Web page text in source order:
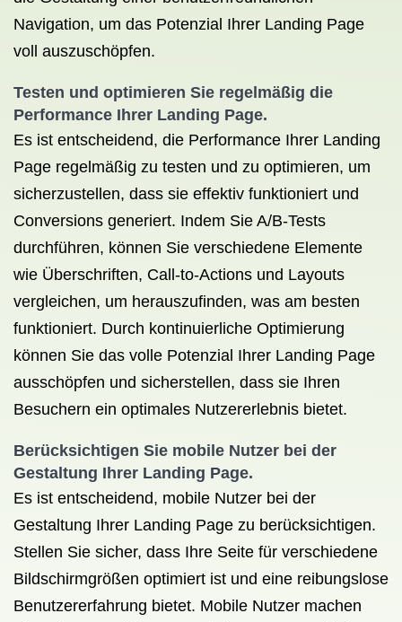
Navigation, um das Potenzial Ihrer Landing Page
voll auszuschöpfen.
Testen und optimieren Sie regelmäßig die
Performance Ihrer Landing Page.
Es ist entscheidend, die Performance Ihrer Landing
Page regelmäßig zu testen und zu optimieren, um
sicherzustellen, dass sie effektiv funktioniert und
Conversions generiert. Indem Sie A/B-Tests
durchführen, können Sie verschiedene Elemente
wie Überschriften, Call-to-Actions und Layouts
vergleichen, um herauszufinden, was am besten
funktioniert. Durch kontinuierliche Optimierung
können Sie das volle Potenzial Ihrer Landing Page
ausschöpfen und sicherstellen, dass sie Ihren
Besuchern ein optimales Nutzererlebnis bietet.
Berücksichtigen Sie mobile Nutzer bei der
Gestaltung Ihrer Landing Page.
Es ist entscheidend, mobile Nutzer bei der
Gestaltung Ihrer Landing Page zu berücksichtigen.
Stellen Sie sicher, dass Ihre Seite für verschiedene
Bildschirmgrößen optimiert ist und eine reibungslose
Benutzererfahrung bietet. Mobile Nutzer machen